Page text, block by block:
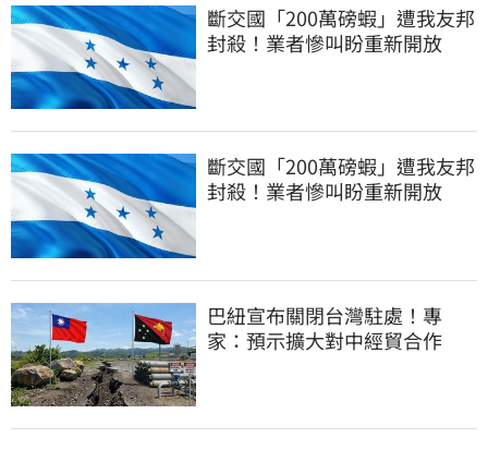
斷交國「200萬磅蝦」遭我友邦
封殺！業者慘叫盼重新開放
斷交國「200萬磅蝦」遭我友邦
封殺！業者慘叫盼重新開放
巴紐宣布關閉台灣駐處！專
家：預示擴大對中經貿合作